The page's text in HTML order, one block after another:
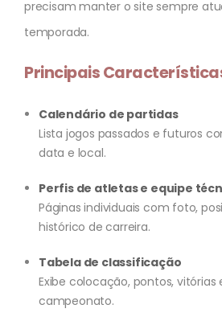
precisam manter o site sempre
temporada.
Principais
Calendário de partidas
Lista jogos passados e futuros
data e local.
Perfis de atletas e equipe
Páginas individuais com foto,
histórico de carreira.
Tabela de classificação
Exibe colocação, pontos, vitórias
campeonato.